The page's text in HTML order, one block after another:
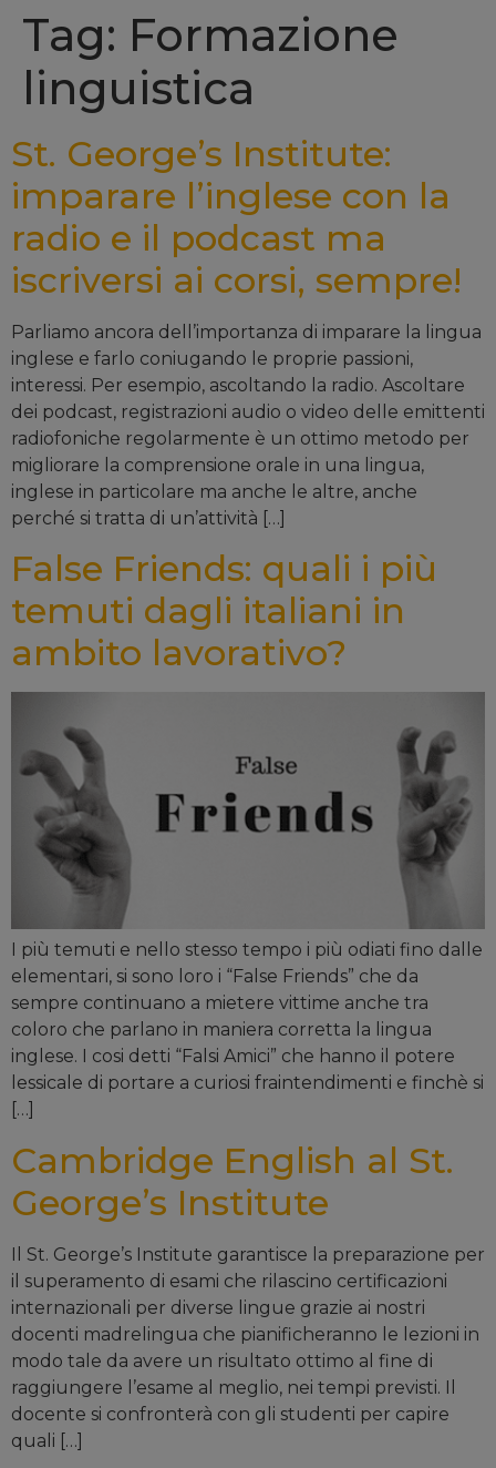
Tag: Formazione
linguistica
St. George’s Institute:
imparare l’inglese con la
radio e il podcast ma
iscriversi ai corsi, sempre!
Parliamo ancora dell’importanza di imparare la lingua
inglese e farlo coniugando le proprie passioni,
interessi. Per esempio, ascoltando la radio. Ascoltare
dei podcast, registrazioni audio o video delle emittenti
radiofoniche regolarmente è un ottimo metodo per
migliorare la comprensione orale in una lingua,
inglese in particolare ma anche le altre, anche
perché si tratta di un’attività […]
False Friends: quali i più
temuti dagli italiani in
ambito lavorativo?
I più temuti e nello stesso tempo i più odiati fino dalle
elementari, si sono loro i “False Friends” che da
sempre continuano a mietere vittime anche tra
coloro che parlano in maniera corretta la lingua
inglese. I cosi detti “Falsi Amici” che hanno il potere
lessicale di portare a curiosi fraintendimenti e finchè si
[…]
Cambridge English al St.
George’s Institute
Il St. George’s Institute garantisce la preparazione per
il superamento di esami che rilascino certificazioni
internazionali per diverse lingue grazie ai nostri
docenti madrelingua che pianificheranno le lezioni in
modo tale da avere un risultato ottimo al fine di
raggiungere l’esame al meglio, nei tempi previsti. Il
docente si confronterà con gli studenti per capire
quali […]